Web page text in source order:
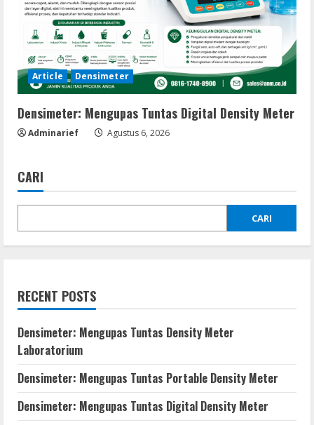
Article Densimeter
Densimeter: Mengupas Tuntas Digital Density Meter
Adminarief Agustus 6, 2026
CARI
CARI
RECENT POSTS
Densimeter: Mengupas Tuntas Density Meter
Laboratorium
Densimeter: Mengupas Tuntas Portable Density Meter
Densimeter: Mengupas Tuntas Digital Density Meter